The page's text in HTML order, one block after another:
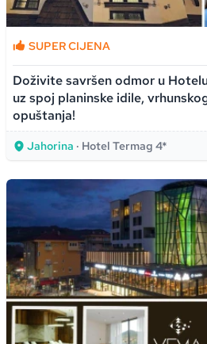
SUPER CIJENA
Doživite savršen odmor u
uz spoj planinske idile,
opuštanja!
Jahorina · Hotel Termag 4*